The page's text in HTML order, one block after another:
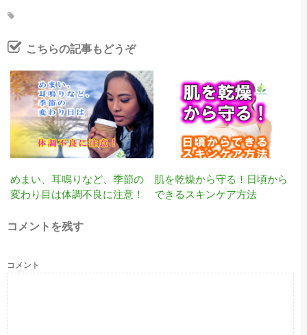
こちらの記事もどうぞ
めまい、耳鳴りなど、季節の
変わり目は体調不良に注意！
肌を乾燥から守る！日頃から
できるスキンケア方法
コメントを残す
コメント